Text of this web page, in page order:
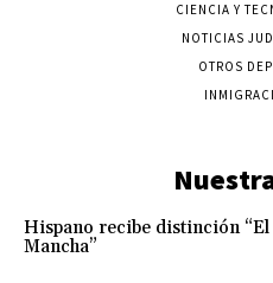
CIENCIA Y
NOTICIAS
OTROS
Hispano recibe distinción
Mancha”